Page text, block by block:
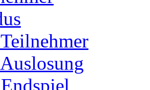
Teilnehmer
Auslosung
Endspiel